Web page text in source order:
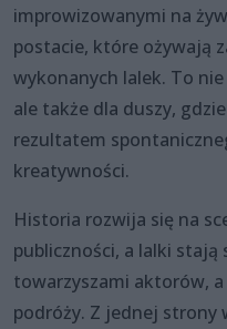
improwizowanymi na
postacie, które ożywają
wykonanych lalek. To
ale także dla duszy,
rezultatem
kreatywności.
Historia rozwija się na
publiczności, a lalki
towarzyszami aktorów,
podróży. Z jednej strony